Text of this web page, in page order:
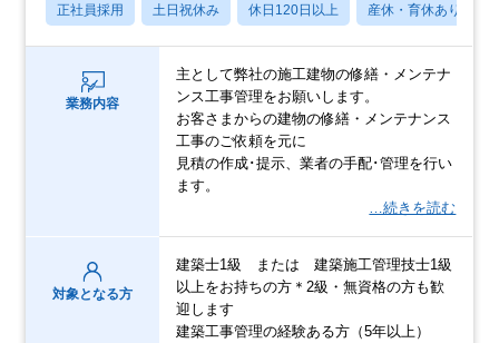
正社員採用 土日祝休み 休日120日以上 産休・育休あり
業務内容
主として弊社の施工建物の修繕・メンテナ
ンス工事管理をお願いします。
お客さまからの建物の修繕・メンテナンス
工事のご依頼を元に
見積の作成･提示、業者の手配･管理を行い
ます。
…続きを読む
対象となる方
建築士1級 または 建築施工管理技士1級
以上をお持ちの方＊2級・無資格の方も歓
迎します
建築工事管理の経験ある方（5年以上）